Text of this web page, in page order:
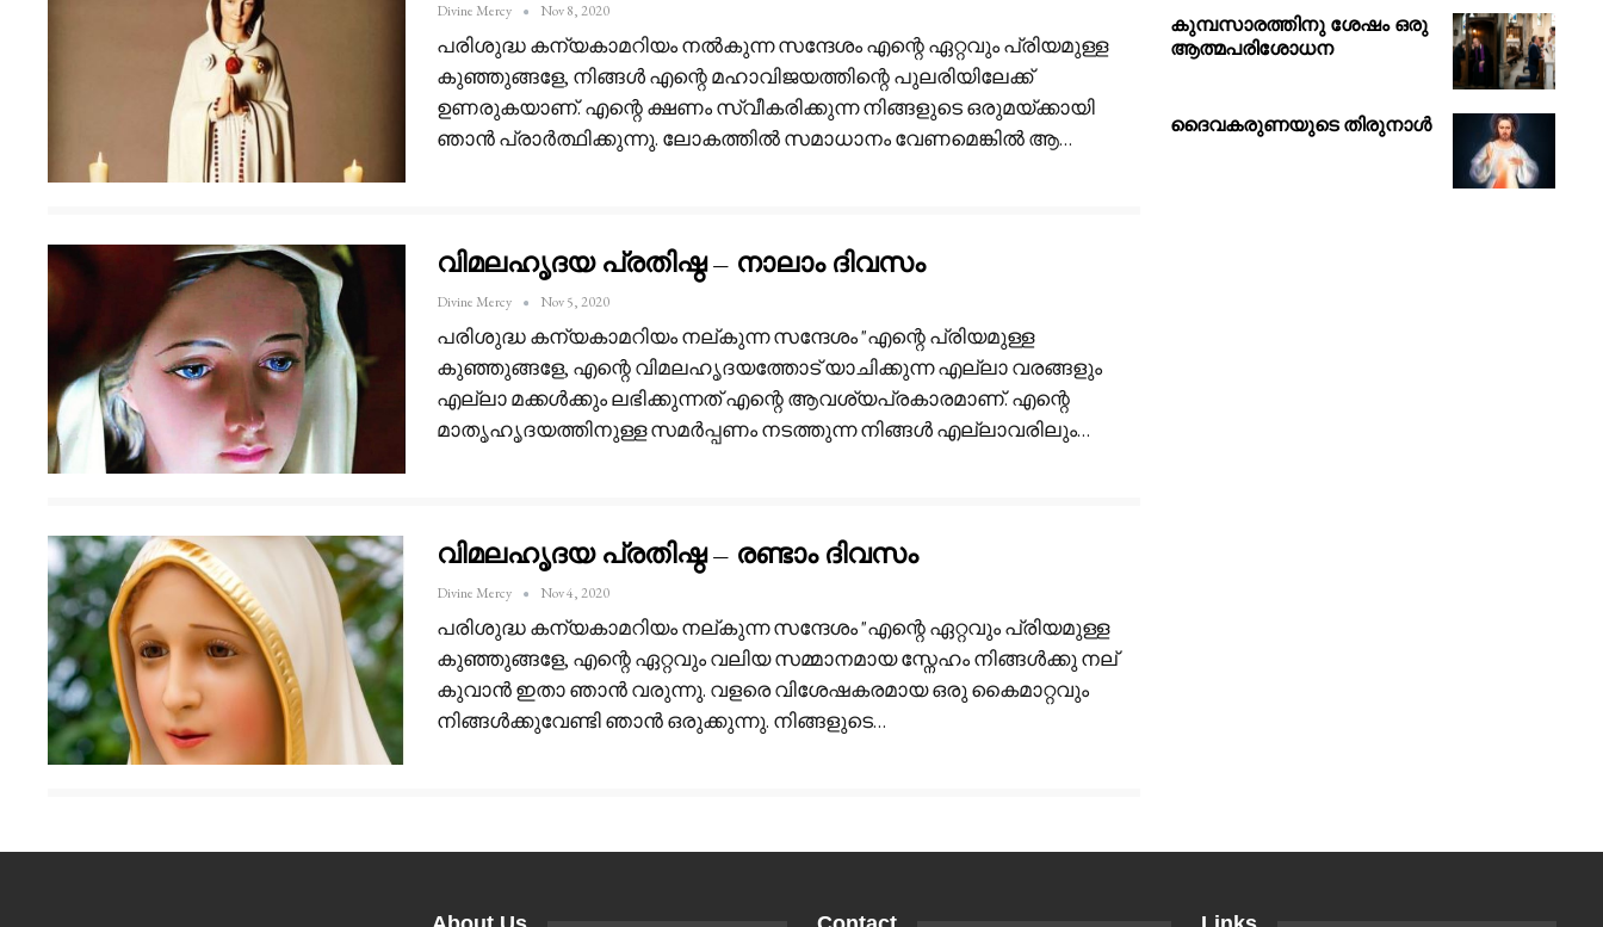
Divine Mercy Nov 8, 2020
പരിശുദ്ധ കന്യകാമറിയം നൽകുന്ന സന്ദേശംഎന്റെ ഏറ്റവും പ്രിയമുള്ള
കുഞ്ഞുങ്ങളേ, നിങ്ങൾ എന്റെ മഹാവിജയത്തിന്റെ പുലരിയിലേക്ക്
ഉണരുകയാണ്. എന്റെ ക്ഷണം സ്വീകരിക്കുന്ന നിങ്ങളുടെ ഒരുമയ്ക്കായി
ഞാൻ പ്രാർത്ഥിക്കുന്നു. ലോകത്തിൽ സമാധാനം വേണമെങ്കിൽ ആ…
വിമലഹൃദയ പ്രതിഷ്ഠ – നാലാം ദിവസം
Divine Mercy Nov 5, 2020
പരിശുദ്ധ കന്യകാമറിയം നല്കുന്ന സന്ദേശം"എന്റെ പ്രിയമുള്ള
കുഞ്ഞുങ്ങളേ, എന്റെ വിമലഹൃദയത്തോട് യാചിക്കുന്ന എല്ലാ വരങ്ങളും
എല്ലാ മക്കൾക്കും ലഭിക്കുന്നത് എന്റെ ആവശ്യപ്രകാരമാണ്. എന്റെ
മാതൃഹൃദയത്തിനുള്ള സമർപ്പണം നടത്തുന്ന നിങ്ങൾ എല്ലാവരിലും…
വിമലഹൃദയ പ്രതിഷ്ഠ – രണ്ടാം ദിവസം
Divine Mercy Nov 4, 2020
പരിശുദ്ധ കന്യകാമറിയം നല്കുന്ന സന്ദേശം"എന്റെ ഏറ്റവും പ്രിയമുള്ള
കുഞ്ഞുങ്ങളേ, എന്റെ ഏറ്റവും വലിയ സമ്മാനമായ സ്നേഹം നിങ്ങൾക്കു നല്
കുവാൻ ഇതാ ഞാൻ വരുന്നു. വളരെ വിശേഷകരമായ ഒരു കൈമാറ്റവും
നിങ്ങൾക്കുവേണ്ടി ഞാൻ ഒരുക്കുന്നു. നിങ്ങളുടെ…
കുമ്പസാരത്തിനു ശേഷം ഒരു
ആത്മപരിശോധന
ദൈവകരുണയുടെ തിരുനാൾ